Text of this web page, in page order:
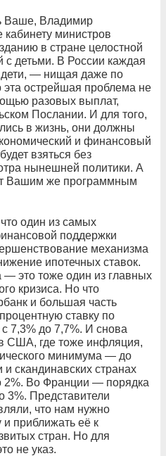
Ваше, Владимир
министров
в стране целостной
детьми. В России каждая
дети, — нищая даже по
острейшая проблема не
разовых выплат,
Послании. И для того,
в жизнь, они должны
и финансовый
взяться без
нынешней политики. А
Вашим же программным
один из самых
поддержки
механизма
ипотечных ставок.
это тоже один из главных
кризиса. Но что
и большая часть
ставку по
7,3% до 7,7%. И снова
США, где тоже инфляция,
минимума — до
скандинавских странах
2%. Во Франции — порядка
3%. Представители
что нам нужно
и приближать её к
стран. Но для
не указ.